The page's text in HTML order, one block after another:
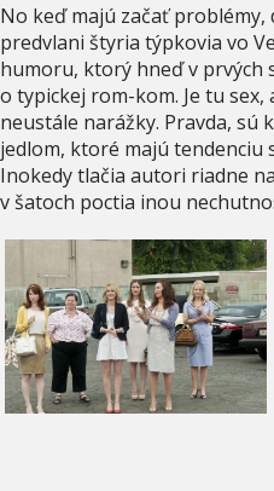
No keď majú začať
predvlani štyria týpkovia vo
humoru, ktorý hneď v prvých
o typickej rom-kom. Je tu
neustále narážky. Pravda,
jedlom, ktoré majú tendenciu
Inokedy tlačia autori riadne
v šatoch poctia inou